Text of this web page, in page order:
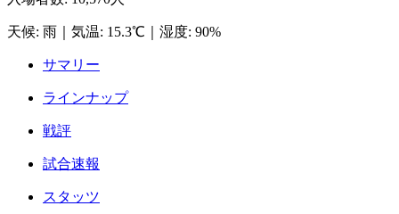
天候: 雨 気温: 15.3℃ 湿度: 90%
サマリー
ラインナップ
戦評
試合速報
スタッツ